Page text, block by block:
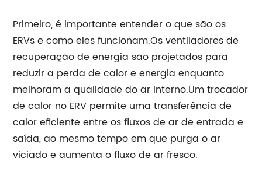
Primeiro, é importante entender o que são os
ERVs e como eles funcionam.Os ventiladores de
recuperação de energia são projetados para
reduzir a perda de calor e energia enquanto
melhoram a qualidade do ar interno.Um trocador
de calor no ERV permite uma transferência de
calor eficiente entre os fluxos de ar de entrada e
saída, ao mesmo tempo em que purga o ar
viciado e aumenta o fluxo de ar fresco.